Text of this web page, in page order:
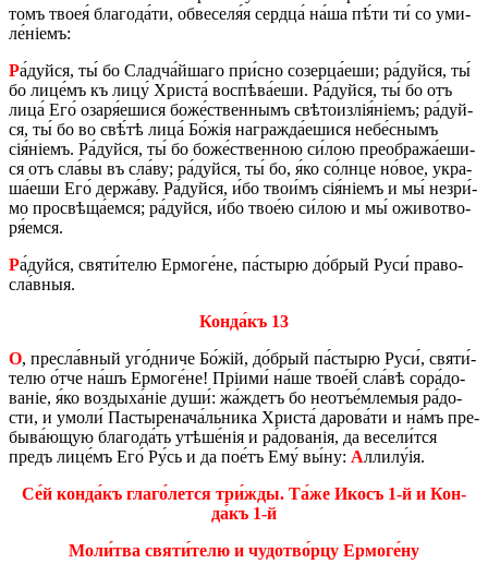
томъ твоея́ бла­го­да́­ти, об­ве­се­ля́я серд­ца́ на́ша пѣ́ти ти́ со уми­
ле́ніемъ:
Ра́дуй­ся, ты́ бо Слад­ча́й­ша­го при́­сно со­зер­ца́­е­ши; ра́дуй­ся, ты́
бо ли­це́мъ къ лицу́ Хри­ста́ вос­пѣ­ва́­е­ши. Ра́дуй­ся, ты́ бо отъ
лица́ Его́ озаря́ешися бо­же́­ствен­нымъ свѣ­то­из­лія́ніемъ; ра́дуй­
ся, ты́ бо во свѣ́­тѣ лица́ Бо́жія на­гра­жда́­е­ши­ся не­бе́с­нымъ
сія́ніемъ. Ра́дуй­ся, ты́ бо бо­же́­ствен­ною си́­лою пре­о­бра­жа́­е­ши­
ся отъ сла́­вы въ сла́ву; ра́дуй­ся, ты́ бо, я́ко со́лн­це но́­вое, укра­
ша́­е­ши Его́ дер­жа́ву. Ра́дуй­ся, и́бо тво­и́мъ сія́ніемъ и мы́ не­зри́­
мо про­свѣ­ща́­ем­ся; ра́дуй­ся, и́бо тво­е́ю си́­лою и мы́ ожи­во­тво­
ря́емся.
Ра́дуй­ся, святи́­те­лю Ер­мо­ге́­не, па́­сты­рю до́­брый Руси́ пра­во­
сла́в­ныя.
Кон­да́къ 13
О, пре­сла́в­ный уго́д­ни­че Бо́жій, до́­брый па́­сты­рю Руси́, святи́­
те­лю о́тче на́шъ Ер­мо­ге́­не! Пріи­ми́ на́ше тво­е́й сла́­вѣ со­ра́­до­
ва­ніе, я́ко воз­ды­ха́ніе души́: жа́­ждетъ бо не­отъе́м­ле­мыя ра́­до­
сти, и умо­ли́ Па­сты­ре­на­ча́ль­ни­ка Хри­ста́ да­ро­ва́­ти и на́мъ пре­
бы­ва́­ю­щую бла­го­да́ть утѣ­ше́нія и ра́­до­ва­нія, да ве­се­ли́т­ся
предъ ли­це́мъ Его́ Ру́сь и да по­е́тъ Ему́ вы́ну: Алли­лу́ія.
Се́й кон­да́къ гла­го́­лет­ся три́­жды. Та́же Икосъ 1-й и Кон­
да́къ 1-й
Мо­ли́­тва святи́­те­лю и чу­до­тво́р­цу Ер­мо­ге́ну